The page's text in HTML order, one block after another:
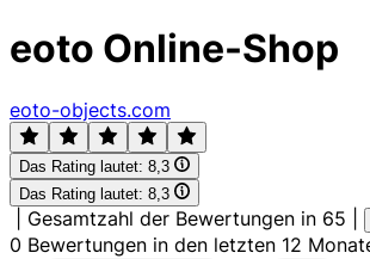
eoto Online-Shop
eoto-objects.com
Das Rating lautet: 8,3
Das Rating lautet: 8,3
Gesamtzahl der Bewertungen in 65
0 Bewertungen in den letzten 12